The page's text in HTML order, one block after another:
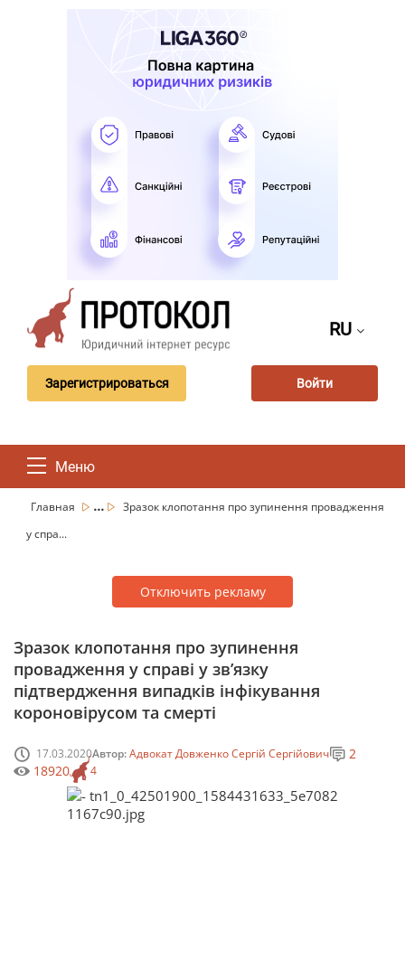
RU
Зарегистрироваться Войти
Меню
Главная ...
Зразок клопотання про зупинення провадження
у спра...
Отключить рекламу
Зразок клопотання про зупинення
провадження у справі у зв’язку
підтвердження випадків інфікування
короновірусом та смерті
17.03.2020Автор:Адвокат Довженко Сергій Сергійович
4
2
18920